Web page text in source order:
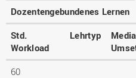
Dozentengebundenes Lernen
Std.
Workload
Lehrtyp
60